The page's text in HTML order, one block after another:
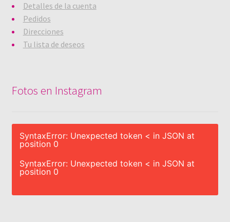
Detalles de la cuenta
Pedidos
Direcciones
Tu lista de deseos
Fotos en Instagram
SyntaxError: Unexpected token < in JSON at
position 0
SyntaxError: Unexpected token < in JSON at
position 0